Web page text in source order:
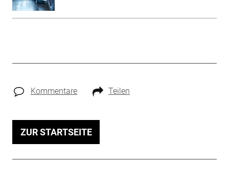
Kommentare Teilen
ZUR STARTSEITE